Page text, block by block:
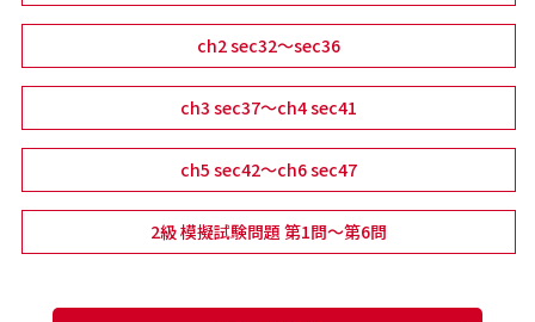
ch2 sec32～sec36
ch3 sec37～ch4 sec41
ch5 sec42～ch6 sec47
2級 模擬試験問題 第1問～第6問